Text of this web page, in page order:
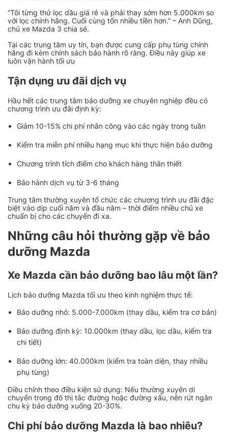
“Tôi từng thử lọc dầu giá rẻ và phải thay sớm hơn 5.000km so
với lọc chính hãng. Cuối cùng tốn nhiều tiền hơn.” – Anh Dũng,
chủ xe Mazda 3 chia sẻ.
Tại các trung tâm uy tín, bạn được cung cấp phụ tùng chính
hãng đi kèm chính sách bảo hành rõ ràng. Điều này giúp xe
luôn vận hành tối ưu
Tận dụng ưu đãi dịch vụ
Hầu hết các trung tâm bảo dưỡng xe chuyên nghiệp đều có
chương trình ưu đãi định kỳ:
Giảm 10-15% chi phí nhân công vào các ngày trong tuần
Kiểm tra miễn phí nhiều hạng mục khi thực hiện bảo dưỡng
Chương trình tích điểm cho khách hàng thân thiết
Bảo hành dịch vụ từ 3-6 tháng
Trung tâm thường xuyên tổ chức các chương trình ưu đãi đặc
biệt vào dịp cuối năm và đầu năm – thời điểm nhiều chủ xe
chuẩn bị cho các chuyến đi xa.
Những câu hỏi thường gặp về bảo
dưỡng Mazda
Xe Mazda cần bảo dưỡng bao lâu một lần?
Lịch bảo dưỡng Mazda tối ưu theo kinh nghiệm thực tế:
Bảo dưỡng nhỏ: 5.000-7.000km (thay dầu, kiểm tra cơ bản)
Bảo dưỡng định kỳ: 10.000km (thay dầu, lọc dầu, kiểm tra
chi tiết)
Bảo dưỡng lớn: 40.000km (kiểm tra toàn diện, thay nhiều
phụ tùng)
Điều chỉnh theo điều kiện sử dụng: Nếu thường xuyên di
chuyển trong đô thị tắc đường hoặc đường xấu, nên rút ngắn
chu kỳ bảo dưỡng xuống 20-30%.
Chi phí bảo dưỡng Mazda là bao nhiêu?